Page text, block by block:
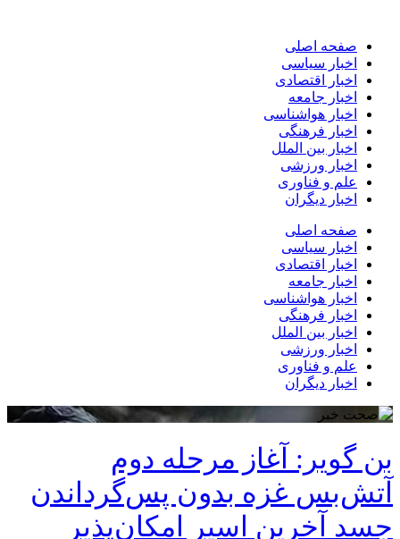
محتوا
صفحه اصلی
اخبار سیاسی
اخبار اقتصادی
اخبار جامعه
اخبار هواشناسی
اخبار فرهنگی
اخبار بین الملل
اخبار ورزشی
علم و فناوری
اخبار دیگران
صفحه اصلی
اخبار سیاسی
اخبار اقتصادی
اخبار جامعه
اخبار هواشناسی
اخبار فرهنگی
اخبار بین الملل
اخبار ورزشی
علم و فناوری
اخبار دیگران
بن گویر: آغاز مرحله دوم
آتش‌بس غزه بدون پس‌گرداندن
جسد آخرین اسیر امکان‌پذیر